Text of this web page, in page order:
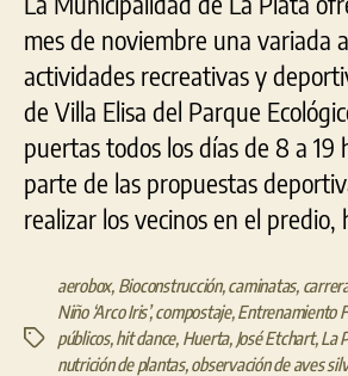
mes de noviembre una variada
actividades recreativas y
de Villa Elisa del Parque
puertas todos los días de 8 a 19
parte de las propuestas
realizar los vecinos en el
Etiquetas
aerobox, Bioconstrucción, caminatas,
Niño ‘Arco Iris’,compostaje, Entrenamiento
públicos, hit dance, Huerta, José Etchart, La
nutrición de plantas, observación de aves